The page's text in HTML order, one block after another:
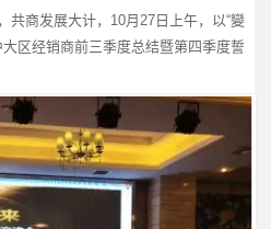
共商发展大计，10月27日上午，以“變
区经销商前三季度总结暨第四季度誓
营销总监洪任翔先生、产品总监芦玉军